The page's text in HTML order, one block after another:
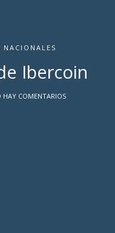
NACIONALES
Ibercoin
HAY COMENTARIOS